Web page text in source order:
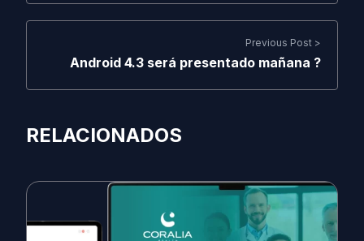
Previous Post >
Android 4.3 será presentado mañana ?
RELACIONADOS